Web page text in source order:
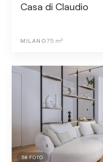
Casa di Claudio
MILANO75 m²
58 FOTO